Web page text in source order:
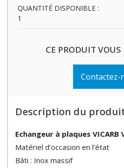
QUANTITÉ DISPONIBLE :
1
CE PRODUIT VOUS
Contactez-
Description du
Echangeur à plaques VICARB
Matériel d’occasion en l’état
Bâti : Inox massif